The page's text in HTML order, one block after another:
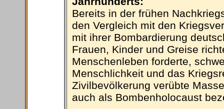
Bereits in der frühen
den Vergleich mit den
mit ihrer Bombardierung
Frauen, Kinder und Greise
Menschenleben forderte,
Menschlichkeit und das
Zivilbevölkerung verübte
auch als Bombenholocaust